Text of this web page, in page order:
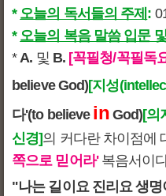
* 오늘의 독서들의 주제 :
* 오늘의 복음 말씀 입문
*A. 및 B. [꼭필청/꼭필독
believe God)[지성
다'(to believe inGod)[의
신경]의 커다란 차이점에
쪽으로 믿어라'복음서이
"나는 길이요 진리요 생